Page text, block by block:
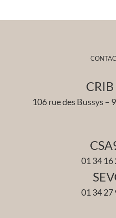
106 rue des Bussys –
01 34 16
01 34 27